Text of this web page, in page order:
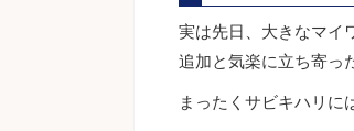
実は先日、大きなマイ
追加と気楽に立ち寄っ
まったくサビキハリに